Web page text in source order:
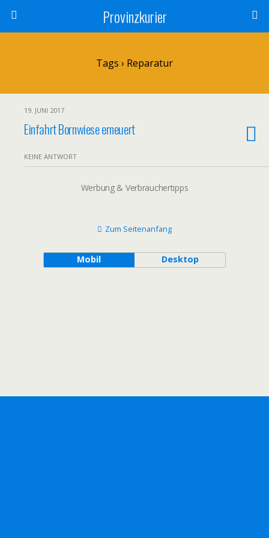
Provinzkurier
Tags › Reparatur
19. JUNI 2017
Einfahrt Bornwiese erneuert
KEINE ANTWORT
Werbung & Verbrauchertipps
Zum Seitenanfang
Mobil Desktop